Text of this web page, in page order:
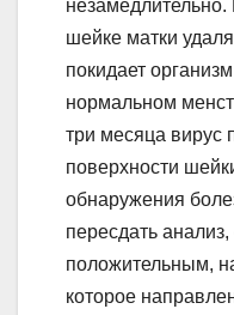
шейке матки
покидает
нормальном
три месяца вирус
поверхности
обнаружения
пересдать анализ,
положительным,
которое